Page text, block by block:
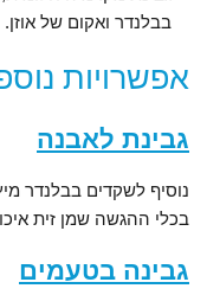
בבלנדר ואקום של אוזן.
אפשרויות
גבינת לאבנה
נוסיף לשקדים בבלנדר
בכלי ההגשה שמן זית
גבינה בטעמים